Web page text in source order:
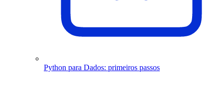
Python para Dados: primeiros passos